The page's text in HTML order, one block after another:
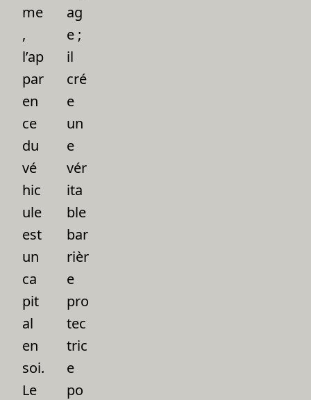
me
,
l’ap
par
en
ce
du
vé
hic
ule
est
un
ca
pit
al
en
soi.
Le
ag
e ;
il
cré
e
un
e
vér
ita
ble
bar
rièr
e
pro
tec
tric
e
po